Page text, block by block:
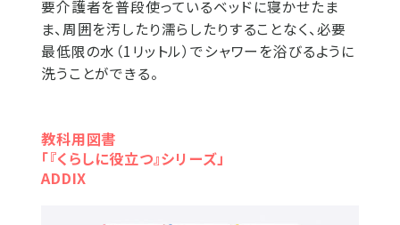
要介護者を普段使っているベッドに寝かせたま
ま、周囲を汚したり濡らしたりすることなく、必要
最低限の水（1リットル）でシャワーを浴びるように
洗うことができる。
教科用図書
「『くらしに役立つ』シリーズ」
ADDIX